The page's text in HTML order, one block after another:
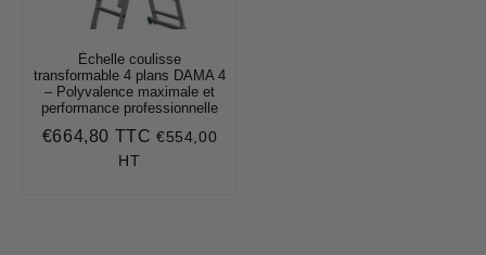
Échelle coulisse
transformable 4 plans DAMA 4
– Polyvalence maximale et
performance professionnelle
Prix
€664,80 TTC €664,80
€554,00
HT